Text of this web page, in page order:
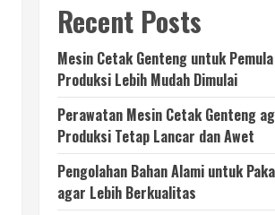
Recent Posts
Mesin Cetak Genteng untuk
Produksi Lebih Mudah Dimulai
Perawatan Mesin Cetak Genteng
Produksi Tetap Lancar dan Awet
Pengolahan Bahan Alami untuk
agar Lebih Berkualitas